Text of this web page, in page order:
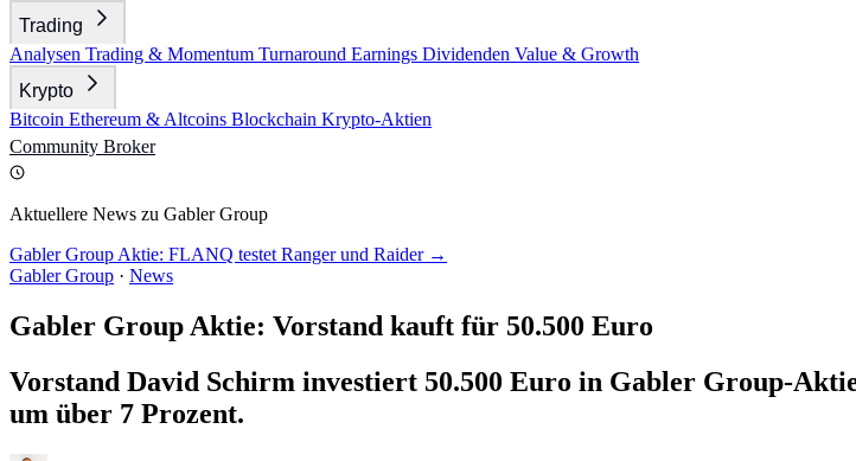
Trading
Analysen Trading & Momentum Turnaround Earnings Dividenden Value & Growth
Krypto
Bitcoin Ethereum & Altcoins Blockchain Krypto-Aktien
Community Broker
Aktuellere News zu Gabler Group
Gabler Group Aktie: FLANQ testet Ranger und Raider →
Gabler Group · News
Gabler Group Aktie: Vorstand kauft für 50.500 Euro
Vorstand David Schirm investiert 50.500 Euro in Gabler Group-
um über 7 Prozent.